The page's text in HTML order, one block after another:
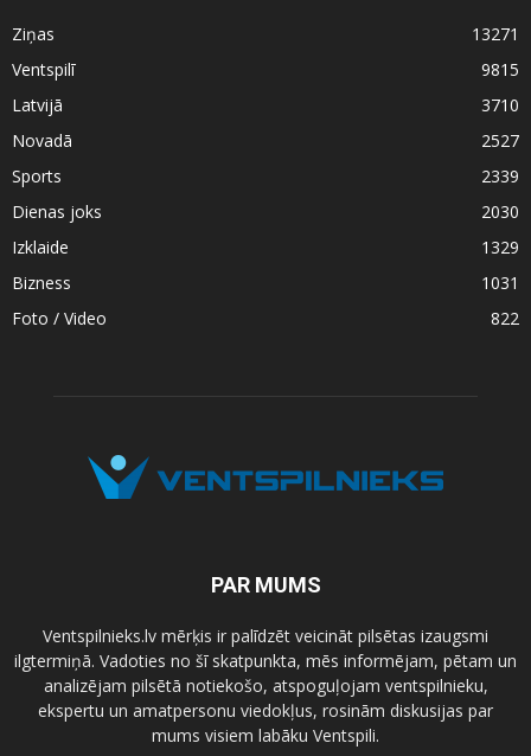
Ziņas
13271
Ventspilī
9815
Latvijā
3710
Novadā
2527
Sports
2339
Dienas joks
2030
Izklaide
1329
Bizness
1031
Foto / Video
822
PAR MUMS
Ventspilnieks.lv mērķis ir palīdzēt veicināt pilsētas izaugsmi
ilgtermiņā. Vadoties no šī skatpunkta, mēs informējam, pētam un
analizējam pilsētā notiekošo, atspoguļojam ventspilnieku,
ekspertu un amatpersonu viedokļus, rosinām diskusijas par
mums visiem labāku Ventspili.